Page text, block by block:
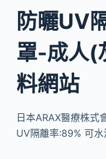
防曬UV
罩-成人(
料網站
日本ARAX醫療株式
UV隔離率:89% 可